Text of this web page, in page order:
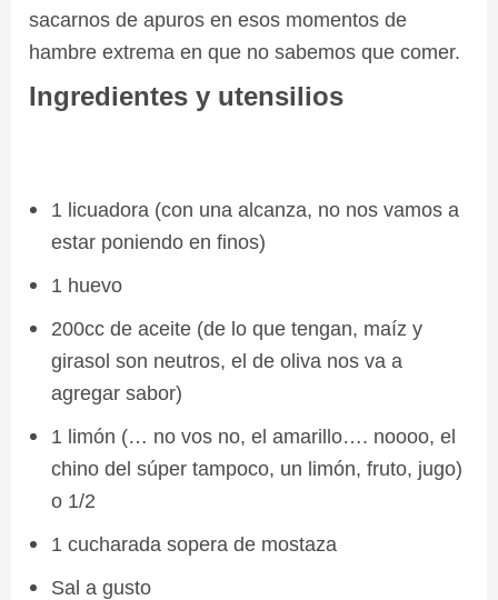
sacarnos de apuros en esos momentos de
hambre extrema en que no sabemos que comer.
Ingredientes y utensilios
1 licuadora (con una alcanza, no nos vamos a
estar poniendo en finos)
1 huevo
200cc de aceite (de lo que tengan, maíz y
girasol son neutros, el de oliva nos va a
agregar sabor)
1 limón (… no vos no, el amarillo…. noooo, el
chino del súper tampoco, un limón, fruto, jugo)
o 1/2
1 cucharada sopera de mostaza
Sal a gusto